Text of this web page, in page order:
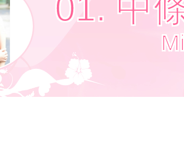
01. 中